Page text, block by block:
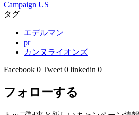
Campaign US
タグ
エデルマン
pr
カンヌライオンズ
Facebook 0 Tweet 0 linkedin 0
フォローする